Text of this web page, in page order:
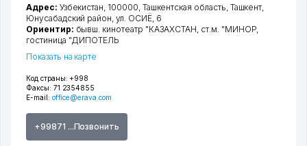
Код страны: +998
Факсы: 71 2354855
E-mail: office@erava.com
+99871 ...Позвонить
Адрес: Узбекистан, 100000, Ташкентская область Ташкент
Юнусабадский район ,ул. ОСИЁ, 6
Ориентир: бывш. кинотеатр "КАЗАХСТАН, ст.м. "МИНОР,
гостиница "ДИПОТЕЛЬ
Показать на карте